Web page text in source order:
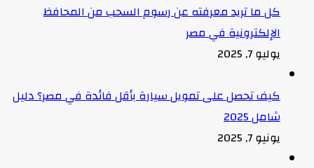
كل ما تريد معرفته عن رسوم السحب من المحافظ
الإلكترونية في مصر
يوليو 7, 2025
كيف تحصل على تمويل سيارة بأقل فائدة في مصر؟ دليل
شامل 2025
يونيو 7, 2025